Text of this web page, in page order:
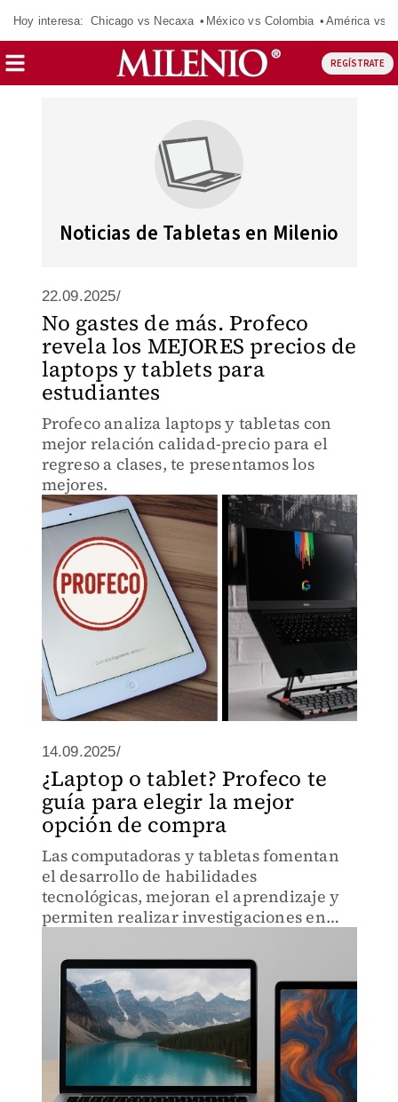
Hoy interesa: Chicago vs Necaxa México vs Colombia América vs
REGÍSTRATE
Noticias de Tabletas en Milenio
22.09.2025/
No gastes de más. Profeco
revela los MEJORES precios de
laptops y tablets para
estudiantes
Profeco analiza laptops y tabletas con
mejor relación calidad-precio para el
regreso a clases, te presentamos los
mejores.
14.09.2025/
¿Laptop o tablet? Profeco te
guía para elegir la mejor
opción de compra
Las computadoras y tabletas fomentan
el desarrollo de habilidades
tecnológicas, mejoran el aprendizaje y
permiten realizar investigaciones en
dijo la Profeco